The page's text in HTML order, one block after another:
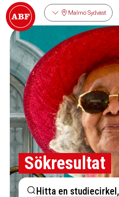
Malmö Sydväst
Sökresultat
Hitta en